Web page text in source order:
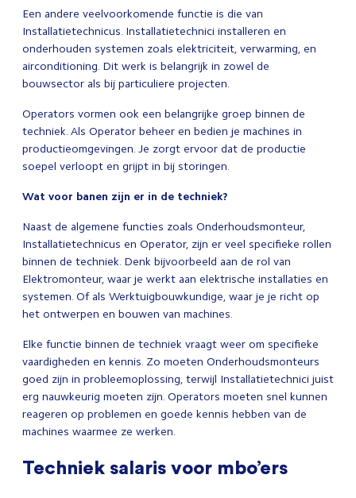
Een andere veelvoorkomende functie is die van
Installatietechnicus. Installatietechnici installeren en
onderhouden systemen zoals elektriciteit, verwarming, en
airconditioning. Dit werk is belangrijk in zowel de
bouwsector als bij particuliere projecten.
Operators vormen ook een belangrijke groep binnen de
techniek. Als Operator beheer en bedien je machines in
productieomgevingen. Je zorgt ervoor dat de productie
soepel verloopt en grijpt in bij storingen.
Wat voor banen zijn er in de techniek?
Naast de algemene functies zoals Onderhoudsmonteur,
Installatietechnicus en Operator, zijn er veel specifieke rollen
binnen de techniek. Denk bijvoorbeeld aan de rol van
Elektromonteur, waar je werkt aan elektrische installaties en
systemen. Of als Werktuigbouwkundige, waar je je richt op
het ontwerpen en bouwen van machines.
Elke functie binnen de techniek vraagt weer om specifieke
vaardigheden en kennis. Zo moeten Onderhoudsmonteurs
goed zijn in probleemoplossing, terwijl Installatietechnici juist
erg nauwkeurig moeten zijn. Operators moeten snel kunnen
reageren op problemen en goede kennis hebben van de
machines waarmee ze werken.
Techniek salaris voor mbo’ers